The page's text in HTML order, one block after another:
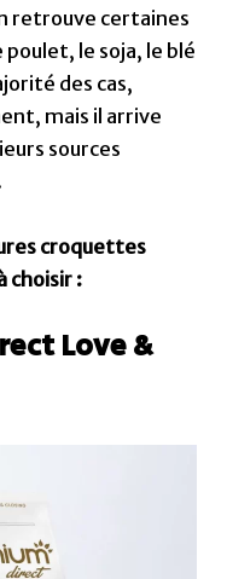
retrouve certaines
le soja, le blé
des cas,
mais il arrive
sources
croquettes
choisir :
Love &